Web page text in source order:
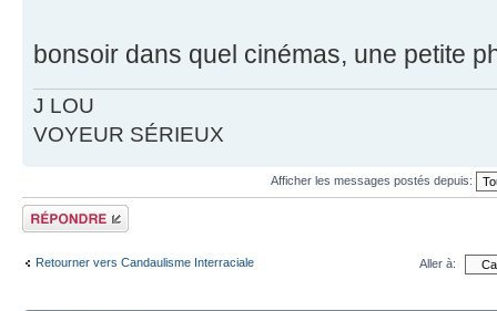
bonsoir dans quel cinémas, une petite
J LOU
VOYEUR SÉRIEUX
Afficher les messages postés depuis:
Répondre
Retourner vers Candaulisme Interraciale Aller à: